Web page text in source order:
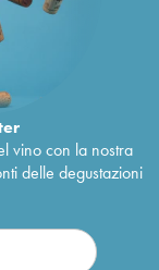
vino con la nostra
delle degustazioni